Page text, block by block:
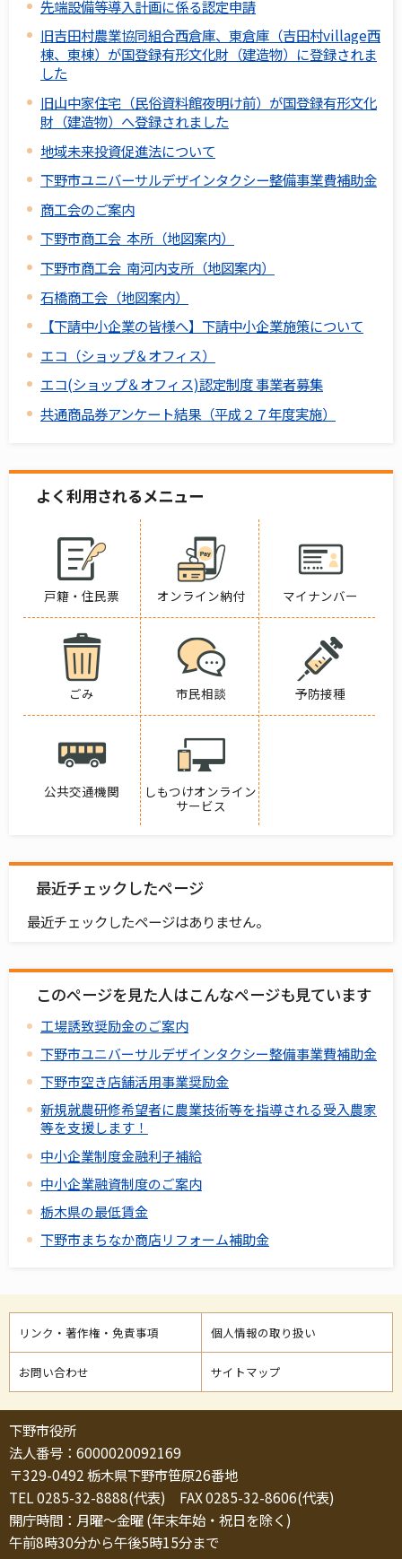
先端設備等導入計画に係る認定申請
旧吉田村農業協同組合西倉庫、東倉庫（吉田村village西
棟、東棟）が国登録有形文化財（建造物）に登録されま
した
旧山中家住宅（民俗資料館夜明け前）が国登録有形文化
財（建造物）へ登録されました
地域未来投資促進法について
下野市ユニバーサルデザインタクシー整備事業費補助金
商工会のご案内
下野市商工会 本所（地図案内）
下野市商工会 南河内支所（地図案内）
石橋商工会（地図案内）
【下請中小企業の皆様へ】下請中小企業施策について
エコ（ショップ＆オフィス）
エコ(ショップ＆オフィス)認定制度 事業者募集
共通商品券アンケート結果（平成２７年度実施）
よく利用されるメニュー
戸籍・住民票 オンライン納付 マイナンバー
ごみ 市民相談 予防接種
公共交通機関
しもつけオンライン
サービス
最近チェックしたページ
最近チェックしたページはありません。
このページを見た人はこんなページも見ています
工場誘致奨励金のご案内
下野市ユニバーサルデザインタクシー整備事業費補助金
下野市空き店舗活用事業奨励金
新規就農研修希望者に農業技術等を指導される受入農家
等を支援します！
中小企業制度金融利子補給
中小企業融資制度のご案内
栃木県の最低賃金
下野市まちなか商店リフォーム補助金
リンク・著作権・免責事項 個人情報の取り扱い
お問い合わせ サイトマップ
下野市役所
法人番号：6000020092169
〒329-0492 栃木県下野市笹原26番地
TEL 0285-32-8888(代表) FAX 0285-32-8606(代表)
開庁時間：月曜～金曜 (年末年始・祝日を除く)
午前8時30分から午後5時15分まで